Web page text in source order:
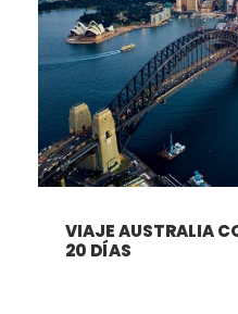
VIAJE AUSTRALIA
20 DÍAS